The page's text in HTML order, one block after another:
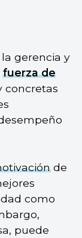
gerencia y
fuerza de
concretas
de
como
puede